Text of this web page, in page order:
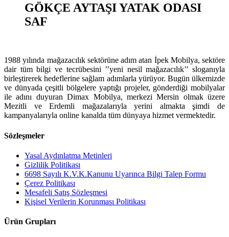
GÖKÇE AYTAŞI YATAK ODASI
SAF
1988 yılında mağazacılık sektörüne adım atan İpek Mobilya, sektöre
dair tüm bilgi ve tecrübesini ’’yeni nesil mağazacılık’’ sloganıyla
birleştirerek hedeflerine sağlam adımlarla yürüyor. Bugün ülkemizde
ve dünyada çeşitli bölgelere yaptığı projeler, gönderdiği mobilyalar
ile adını duyuran Dimax Mobilya, merkezi Mersin olmak üzere
Mezitli ve Erdemli mağazalarıyla yerini almakta şimdi de
kampanyalarıyla online kanalda tüm dünyaya hizmet vermektedir.
Sözleşmeler
Yasal Aydınlatma Metinleri
Gizlilik Politikası
6698 Sayılı K.V.K.Kanunu Uyarınca Bilgi Talep Formu
Çerez Politikası
Mesafeli Satış Sözleşmesi
Kişisel Verilerin Korunması Politikası
Ürün Grupları